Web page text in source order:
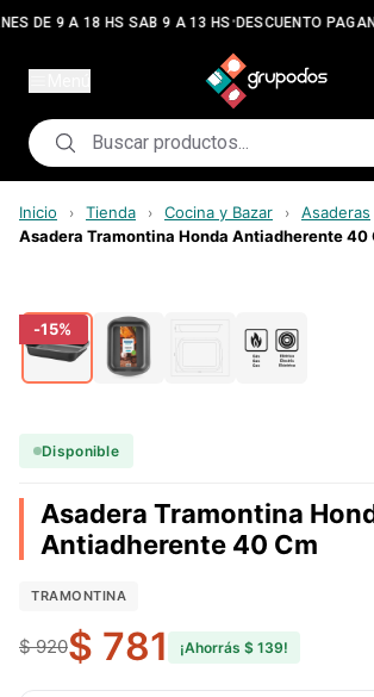
DE 9 A 18 HS SAB 9 A 13 HS•DESCUENTO
Inicio › Tienda › Cocina y Bazar › Asaderas
Asadera Tramontina Honda Antiadherente 40
-15%
Disponible
Asadera Tramontina
Antiadherente 40 Cm
TRAMONTINA
$ 920$ 781 ¡Ahorrás $ 139!